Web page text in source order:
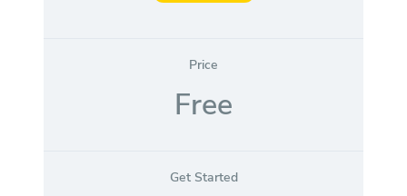
Price
Free
Get Started